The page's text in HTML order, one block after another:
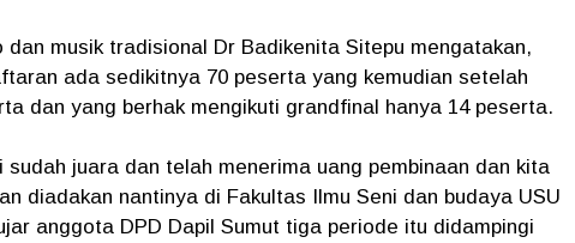
musik tradisional Dr Badikenita Sitepu mengatakan,
ada sedikitnya 70 peserta yang kemudian setelah
dan yang berhak mengikuti grandfinal hanya 14 peserta.
juara dan telah menerima uang pembinaan dan kita
diadakan nantinya di Fakultas Ilmu Seni dan budaya USU
anggota DPD Dapil Sumut tiga periode itu didampingi